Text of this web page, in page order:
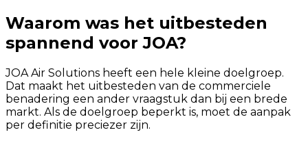
Waarom was het uitbesteden
spannend voor JOA?
JOA Air Solutions heeft een hele kleine doelgroep.
Dat maakt het uitbesteden van de commerciele
benadering een ander vraagstuk dan bij een brede
markt. Als de doelgroep beperkt is, moet de aanpak
per definitie preciezer zijn.